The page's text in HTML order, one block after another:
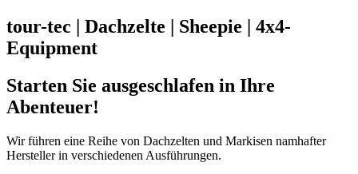
tour-tec | Dachzelte | Sheepie | 4x4-
Equipment
Starten Sie ausgeschlafen in Ihre
Abenteuer!
Wir führen eine Reihe von Dachzelten und Markisen namhafter
Hersteller in verschiedenen Ausführungen.